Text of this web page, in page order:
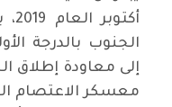
الجنوب بالدرجة
إلى معاودة إطلاق
معسكر الاعتصام